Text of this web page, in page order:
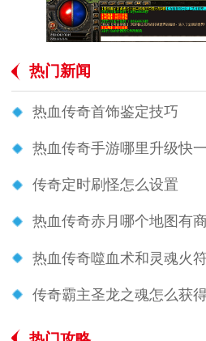
热门新闻
热血传奇首饰鉴定技巧
热血传奇手游哪里升级快
传奇定时刷怪怎么设置
热血传奇赤月哪个地图有
热血传奇噬血术和灵魂火
传奇霸主圣龙之魂怎么获